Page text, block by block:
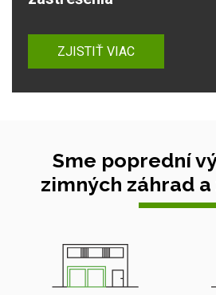
ZJISTIŤ VIAC
Sme poprední
zimných záhrad